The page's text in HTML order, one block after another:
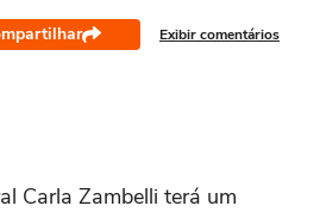
Exibir comentários
Carla Zambelli terá um